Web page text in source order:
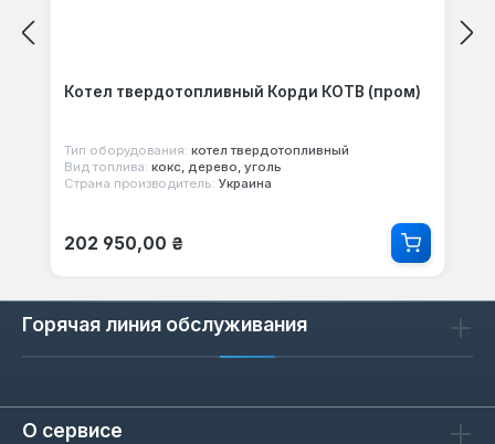
Котел твердотопливный Корди КОТВ (пром)
Тип оборудования: котел твердотопливный
Вид топлива: кокс, дерево, уголь
Страна производитель: Украина
Обычная цена:
202 950,00 ₴
Горячая линия обслуживания
О сервисе